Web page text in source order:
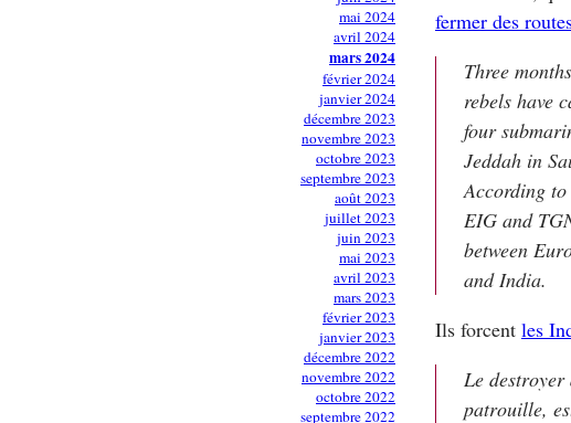
mai 2024
avril 2024
mars 2024
février 2024
janvier 2024
décembre 2023
novembre 2023
octobre 2023
septembre 2023
août 2023
juillet 2023
juin 2023
mai 2023
avril 2023
mars 2023
février 2023
janvier 2023
décembre 2022
novembre 2022
octobre 2022
septembre 2022
fermer des
Three
rebels have
four
Jeddah in
According to
EIG and
between
and India.
Ils forcent les
Le
patrouille,